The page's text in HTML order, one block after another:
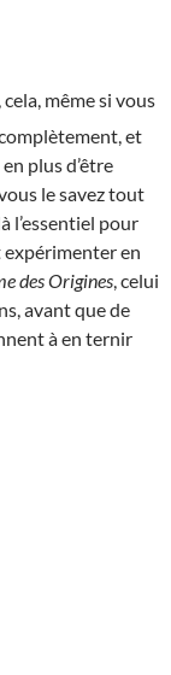
même si vous
et
plus d’être
le savez tout
l’essentiel pour
expérimenter en
des Origines , celui
avant que de
à en ternir